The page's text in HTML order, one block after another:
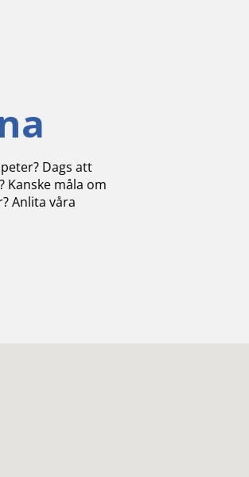
Dags att
Kanske måla om
Anlita våra